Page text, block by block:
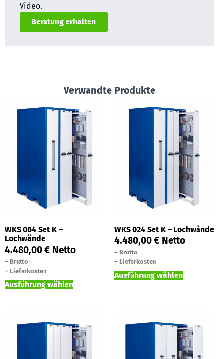
Video.
Beratung erhalten
Verwandte Produkte
WKS 064 Set K –
Lochwände
4.480,00 € Netto
– Brutto
– Lieferkosten
Ausführung wählen
WKS 024 Set K – Lochwände
4.480,00 € Netto
– Brutto
– Lieferkosten
Ausführung wählen